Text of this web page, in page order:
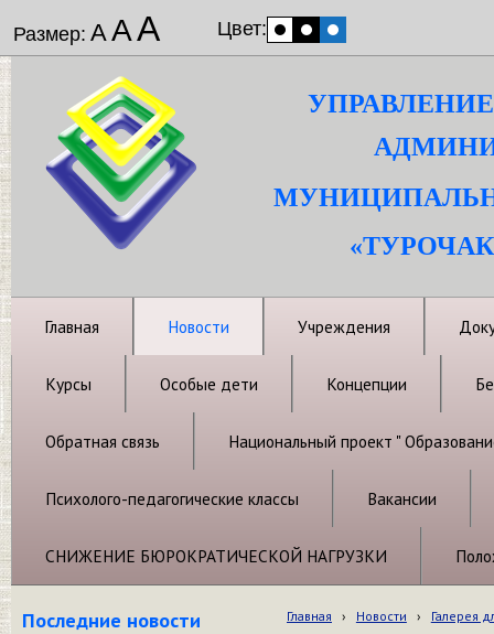
Размер: ААА Цвет:
Главная Новости Учреждения
Курсы Особые дети Концепции
Обратная связь Национальный проект "
Психолого-педагогические классы Вакансии
СНИЖЕНИЕ БЮРОКРАТИЧЕСКОЙ НАГРУЗКИ
Последние новости Главная › Новости › Галерея